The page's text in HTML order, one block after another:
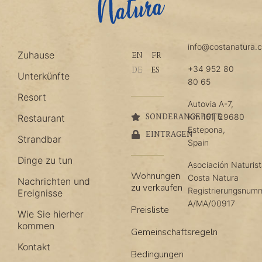
Zuhause
Unterkünfte
Resort
Restaurant
Strandbar
Dinge zu tun
Nachrichten und
Ereignisse
Wie Sie hierher
kommen
Kontakt
EN
FR
DE
ES
SONDERANGEBOTE
EINTRAGEN
Wohnungen
zu verkaufen
Preisliste
Gemeinschaftsregeln
Bedingungen
+34 952 80
80 65
Autovia A-7,
Km 151, 29680
Estepona,
Spain
Asociación
Costa Natura
A/MA/00917